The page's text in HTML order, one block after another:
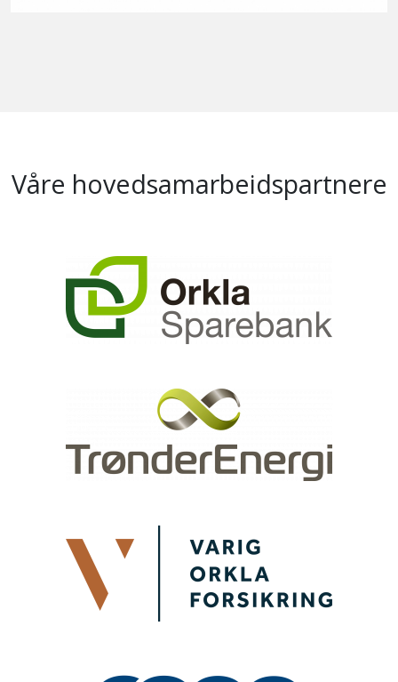
Våre hovedsamarbeidspartnere